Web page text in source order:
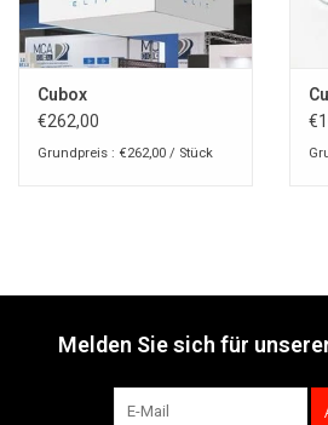
Cubox
€262,00
Grundpreis : €262,00 / Stück
Melden Sie sich für